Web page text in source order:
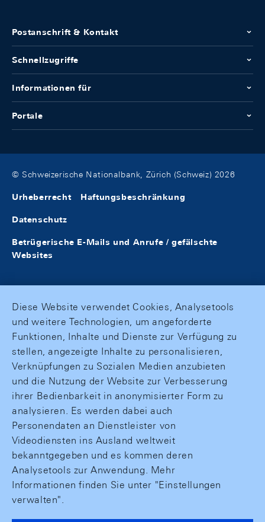
Postanschrift & Kontakt
Schnellzugriffe
Informationen für
Portale
© Schweizerische Nationalbank, Zürich (Schweiz) 2026
Urheberrecht Haftungsbeschränkung
Datenschutz
Betrügerische E-Mails und Anrufe / gefälschte
Websites
Diese Website verwendet Cookies, Analysetools
und weitere Technologien, um angeforderte
Funktionen, Inhalte und Dienste zur Verfügung zu
stellen, angezeigte Inhalte zu personalisieren,
Verknüpfungen zu Sozialen Medien anzubieten
und die Nutzung der Website zur Verbesserung
ihrer Bedienbarkeit in anonymisierter Form zu
analysieren. Es werden dabei auch
Personendaten an Dienstleister von
Videodiensten ins Ausland weltweit
bekanntgegeben und es kommen deren
Analysetools zur Anwendung. Mehr
Informationen finden Sie unter "Einstellungen
verwalten".